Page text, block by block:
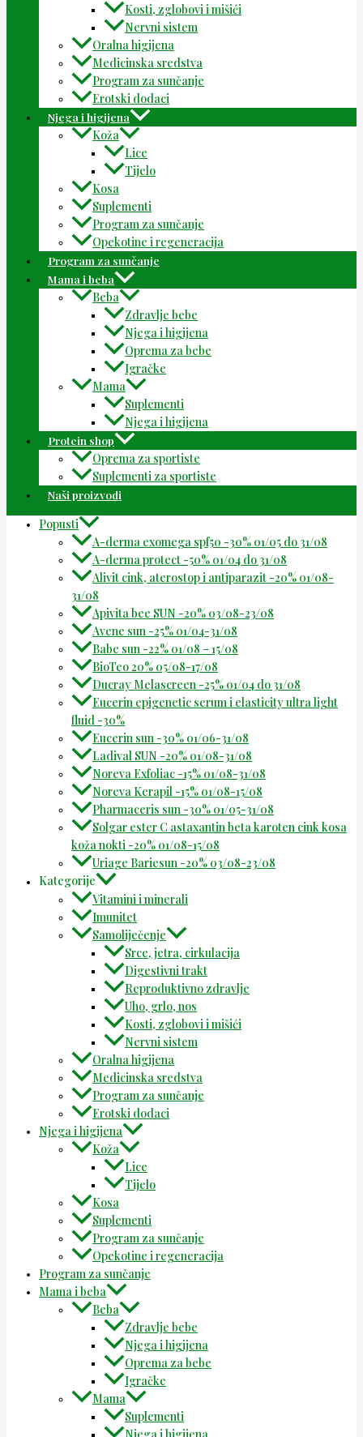
Kosti, zglobovi i mišići
Nervni sistem
Oralna higijena
Medicinska sredstva
Program za sunčanje
Erotski dodaci
Njega i higijena
Koža
Lice
Tijelo
Kosa
Suplementi
Program za sunčanje
Opekotine i regeneracija
Program za sunčanje
Mama i beba
Beba
Zdravlje bebe
Njega i higijena
Oprema za bebe
Igračke
Mama
Suplementi
Njega i higijena
Protein shop
Oprema za sportiste
Suplementi za sportiste
Naši proizvodi
Popusti
A-derma exomega spf50 -30% 01/05 do 31/08
A-derma protect -50% 01/04 do 31/08
Alivit cink, aterostop i antiparazit -20% 01/08-
31/08
Apivita bee SUN -20% 03/08-23/08
Avene sun -25% 01/04-31/08
Babe sun -22% 01/08 – 15/08
BioTeo 20% 05/08-17/08
Ducray Melascreen -25% 01/04 do 31/08
Eucerin epigenetic serum i elasticity ultra light
fluid -30%
Eucerin sun -30% 01/06-31/08
Ladival SUN -20% 01/08-31/08
Noreva Exfoliac -15% 01/08-31/08
Noreva Kerapil -15% 01/08-15/08
Pharmaceris sun -30% 01/05-31/08
Solgar ester C astaxantin beta karoten cink kosa
koža nokti -20% 01/08-15/08
Uriage Bariesun -20% 03/08-23/08
Kategorije
Vitamini i minerali
Imunitet
Samoliječenje
Srce, jetra, cirkulacija
Digestivni trakt
Reproduktivno zdravlje
Uho, grlo, nos
Kosti, zglobovi i mišići
Nervni sistem
Oralna higijena
Medicinska sredstva
Program za sunčanje
Erotski dodaci
Njega i higijena
Koža
Lice
Tijelo
Kosa
Suplementi
Program za sunčanje
Opekotine i regeneracija
Program za sunčanje
Mama i beba
Beba
Zdravlje bebe
Njega i higijena
Oprema za bebe
Igračke
Mama
Suplementi